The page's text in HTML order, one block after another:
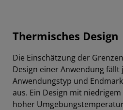
Thermisches Design
Die Einschätzung der
Design einer Anwendung fällt
Anwendungstyp und
aus. Ein Design mit
hoher